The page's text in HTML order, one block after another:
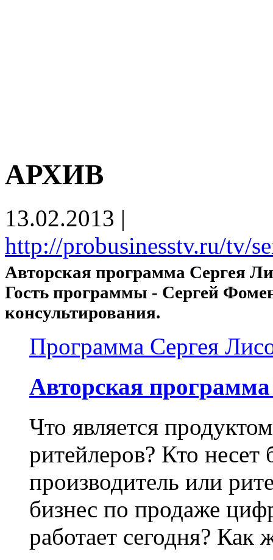
АРХИВ
13.02.2013 |
http://probusinesstv.ru/tv/
Авторская программа Сергея
Гость программы - Сергей
консультирования.
Программа Сергея
Авторская
Что является
ритейлеров? Кто
производитель или
бизнес по продаже
работает сегодня?